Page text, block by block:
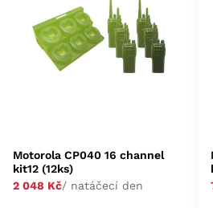
Motorola CP040 16 channel
kit12 (12ks)
2 048 Kč/ natáčecí den